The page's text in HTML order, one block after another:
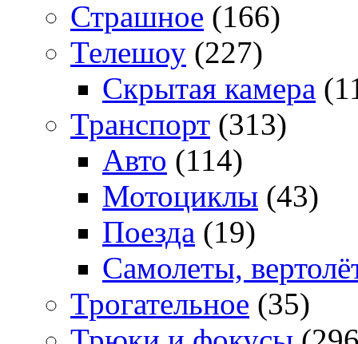
Страшное (166)
Телешоу (227)
Скрытая камера
Транспорт (313)
Авто (114)
Мотоциклы (43)
Поезда (19)
Самолеты,
Трогательное (35)